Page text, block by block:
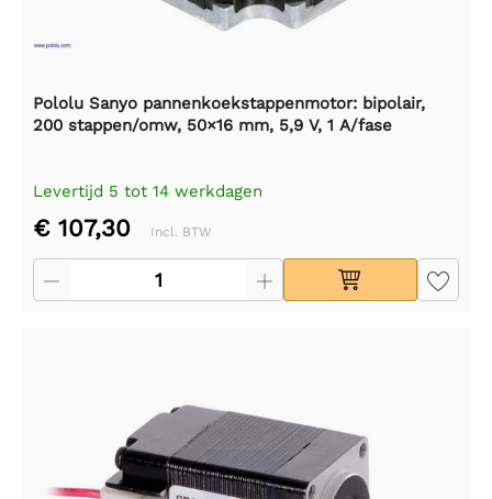
Pololu Sanyo pannenkoekstappenmotor: bipolair,
200 stappen/omw, 50×16 mm, 5,9 V, 1 A/fase
Levertijd 5 tot 14 werkdagen
€ 107,30 Incl. BTW